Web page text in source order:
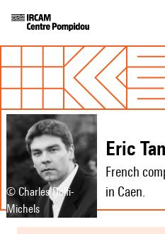
© Charles Dolfi-
Michels
Eric
French
in Caen.